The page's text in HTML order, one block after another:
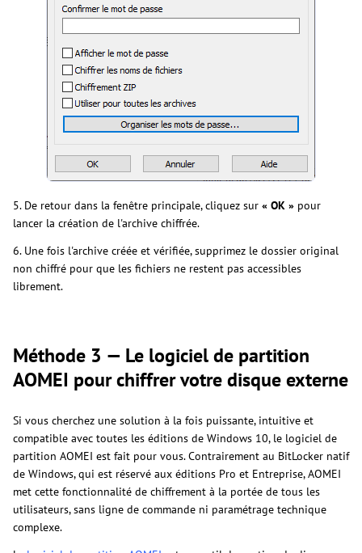
5. De retour dans la fenêtre principale, cliquez sur « OK » pour
lancer la création de l'archive chiffrée.
6. Une fois l'archive créée et vérifiée, supprimez le dossier original
non chiffré pour que les fichiers ne restent pas accessibles
librement.
Méthode 3 — Le logiciel de partition
AOMEI pour chiffrer votre disque externe
Si vous cherchez une solution à la fois puissante, intuitive et
compatible avec toutes les éditions de Windows 10, le logiciel de
partition AOMEI est fait pour vous. Contrairement au BitLocker natif
de Windows, qui est réservé aux éditions Pro et Entreprise, AOMEI
met cette fonctionnalité de chiffrement à la portée de tous les
utilisateurs, sans ligne de commande ni paramétrage technique
complexe.